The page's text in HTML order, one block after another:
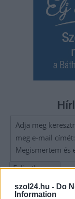
szol24.hu - Do
Information
Adja meg
meg e-mail címét:
Megismertem és
Nem szeretne